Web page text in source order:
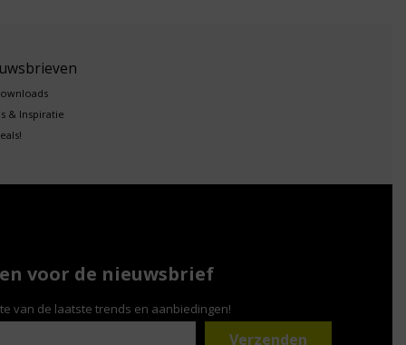
& Inspiratie
voor de nieuwsbrief
van de laatste trends en aanbiedingen!